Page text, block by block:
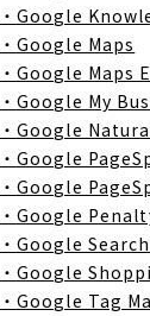
・Google
・Google Maps
・Google Maps
・Google My
・Google
・Google
・Google
・Google
・Google
・Google
・Google Tag